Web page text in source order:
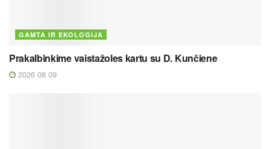
GAMTA IR EKOLOGIJA
Prakalbinkime vaistažoles kartu su D. Kunčiene
2026 08 09